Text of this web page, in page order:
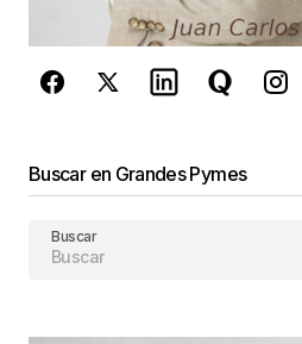
son una realidad.
Concluyendo: los cisnes
de nosotros, hay que tener
gracias
Maria Jesus Encinas
Buscar en Grandes Pymes
Buscar